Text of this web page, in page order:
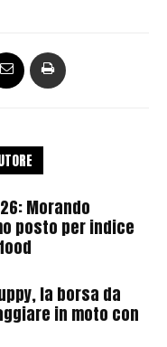
Morando
posto per indice
la borsa da
in moto con